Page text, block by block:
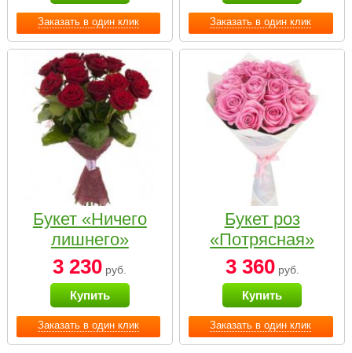
Заказать в один клик Заказать в один клик
Заказать в один клик
Букет «Ничего
лишнего»
3 230 руб.
Купить
Заказать в один клик
Букет роз
«Потрясная»
3 360руб.
Купить